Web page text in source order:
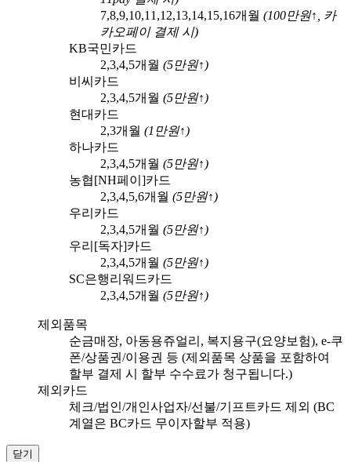
7,8,9,10,11,12,13,14,15,16개월 (100만원↑, 카
카오페이결제 시)
KB국민카드
2,3,4,5개월 (5만원↑)
비씨카드
2,3,4,5개월 (5만원↑)
현대카드
2,3개월 (1 만원↑)
하나카드
2,3,4,5개월 (5만원↑)
농협[NH페이]카드
2,3,4,5,6개월 (5만원↑)
우리카드
2,3,4,5개월 (5만원↑)
우리[독자]카드
2,3,4,5개월 (5만원↑)
SC은행리워드카드
2,3,4,5개월 (5만원↑)
제외품목
순금매장, 아동용쥬얼리, 복지용구(요양보험), e-쿠
폰/상품권/이용권 등 (제외품목 상품을 포함하여
할부 결제 시 할부 수수료가 청구됩니다.)
제외카드
체크/법인/개인사업자/선불/기프트카드 제외 (BC
계열은 BC카드 무이자할부 적용)
닫기